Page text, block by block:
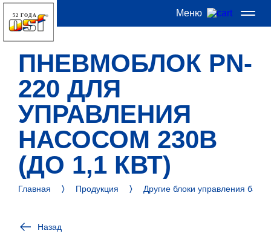
52 ГОДА Меню
ПНЕВМОБЛОК PN-
220 ДЛЯ
УПРАВЛЕНИЯ
НАСОСОМ 230В
(ДО 1,1 КВТ)
Главная Продукция Другие блоки управления
Назад